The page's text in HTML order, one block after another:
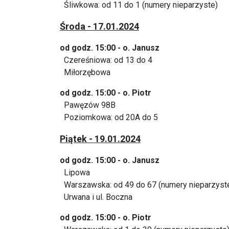
Śliwkowa: od 11 do 1 (numery nieparzyste)
Środa - 17.01.2024
od godz. 15:00 - o. Janusz
Czereśniowa: od 13 do 4
Miłorzębowa
od godz. 15:00 - o. Piotr
Pawęzów 98B
Poziomkowa: od 20A do 5
Piątek - 19.01.2024
od godz. 15:00 - o. Janusz
Lipowa
Warszawska: od 49 do 67 (numery
Urwana i ul. Boczna
od godz. 15:00 - o. Piotr